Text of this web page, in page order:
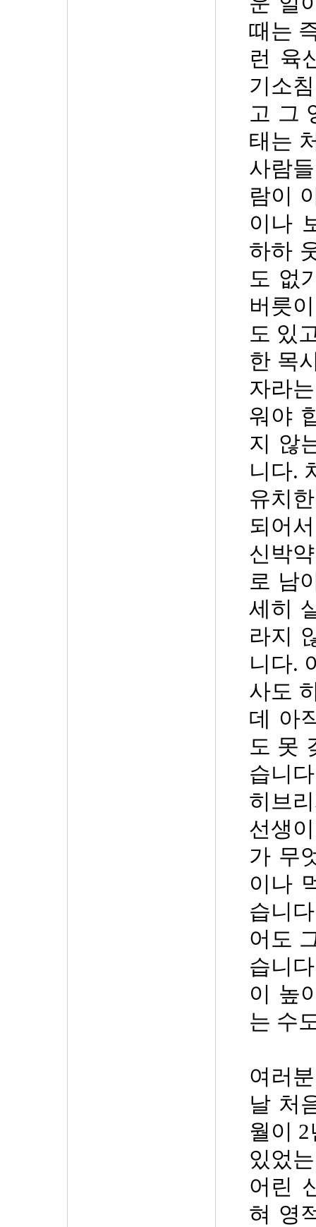
때는
런 육
기소
고 그
태는
사람
람이
이나
하하
도 없
버릇
도 있
한 목
자라
워야
지 않
니다.
유치
되어
신박
로 남
세히
라지
니다.
사도
데 아
도 못
습니다
히브
선생
가 무
이나
습니다
어도
습니다
이 높
는 수
여러
날 처
월이 2
있었
어린
혀 영